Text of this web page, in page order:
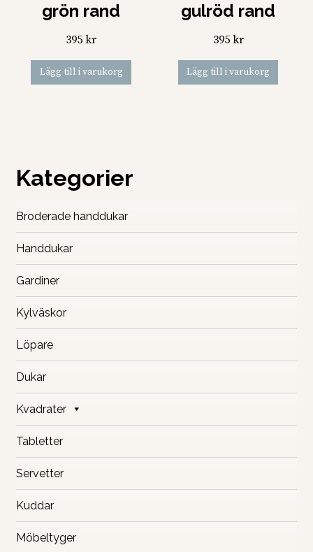
grön rand
395kr
Lägg till i varukorg
gulröd rand
395 kr
Lägg till i varukorg
Kategorier
Broderade handdukar
Handdukar
Gardiner
Kylväskor
Löpare
Dukar
Kvadrater
Tabletter
Servetter
Kuddar
Möbeltyger